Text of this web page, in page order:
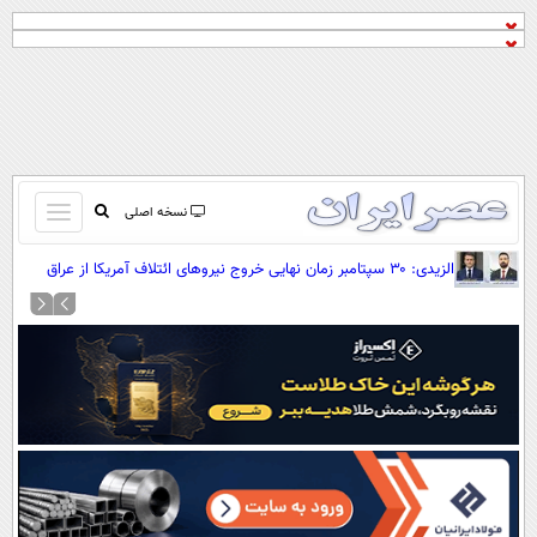
نسخه اصلی
باز
و
بسته
کردن
صفحه اول
آرشیو
نظرسنجی
آب و هوا
اوقات شرعی
سواد زندگی
الزیدی: ۳۰ سپتامبر زمان نهایی خروج نیروهای ائتلاف آمریکا از عراق